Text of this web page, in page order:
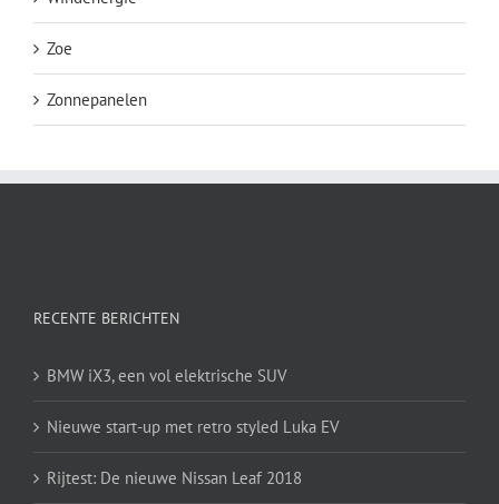
Zoe
Zonnepanelen
RECENTE BERICHTEN
BMW iX3, een vol elektrische SUV
Nieuwe start-up met retro styled Luka EV
Rijtest: De nieuwe Nissan Leaf 2018